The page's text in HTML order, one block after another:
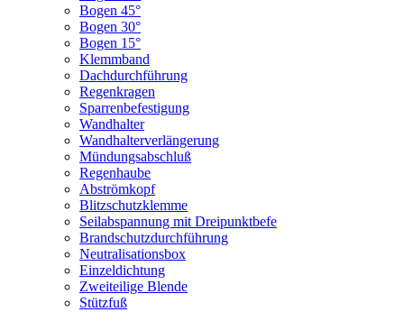
Bogen 45°
Bogen 30°
Bogen 15°
Klemmband
Dachdurchführung
Regenkragen
Sparrenbefestigung
Wandhalter
Wandhalterverlängerung
Mündungsabschluß
Regenhaube
Abströmkopf
Blitzschutzklemme
Seilabspannung mit Dreipunktbefe
Brandschutzdurchführung
Neutralisationsbox
Einzeldichtung
Zweiteilige Blende
Stützfuß